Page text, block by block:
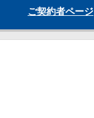
ご契約者ページ